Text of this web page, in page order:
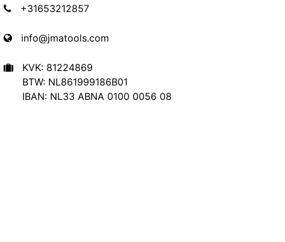
+31653212857
info@jmatools.com
KVK: 81224869
BTW: NL861999186B01
IBAN: NL33 ABNA 0100 0056 08